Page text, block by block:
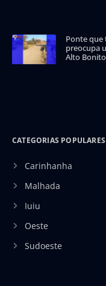
Ponte que
preocupa
Alto
CATEGORIAS POPULARES
Carinhanha
Malhada
Iuiu
Oeste
Sudoeste